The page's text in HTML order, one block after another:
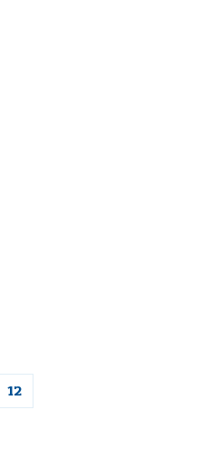
12